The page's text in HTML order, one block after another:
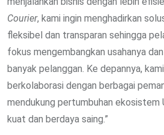
Courier, kami ingin menghadirkan
fleksibel dan transparan sehingga
fokus mengembangkan usahanya
banyak pelanggan. Ke depannya,
berkolaborasi dengan berbagai
mendukung pertumbuhan ekosistem
kuat dan berdaya saing.”